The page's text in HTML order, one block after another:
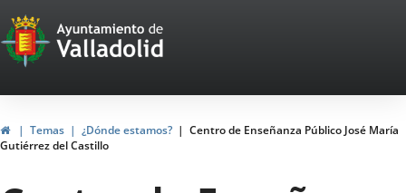
Portal
Web
del
Ayuntamiento
de
InicioTemas ¿Dónde estamos?
Centro de Enseñanza Público José María
Gutiérrez del Castillo